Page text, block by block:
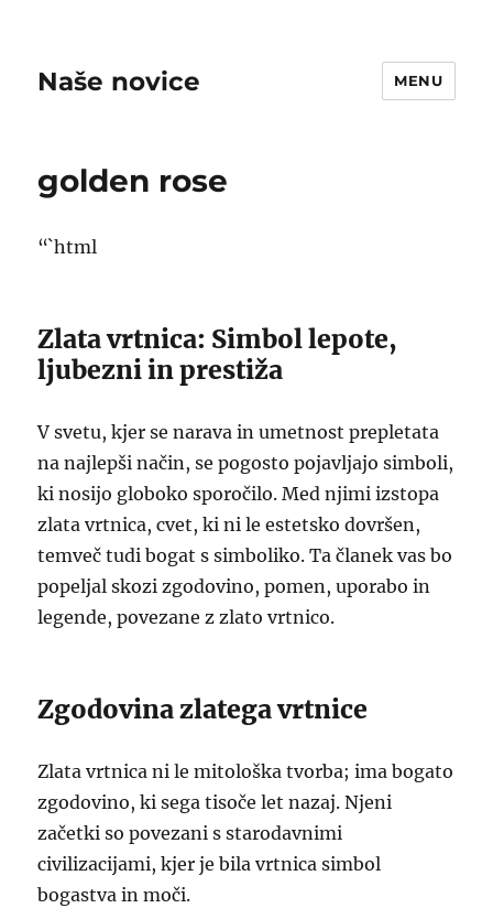
Naše novice MENU
golden rose
“`html
Zlata vrtnica: Simbol lepote,
ljubezni in prestiža
V svetu, kjer se narava in umetnost prepletata
na najlepši način, se pogosto pojavljajo simboli,
ki nosijo globoko sporočilo. Med njimi izstopa
zlata vrtnica, cvet, ki ni le estetsko dovršen,
temveč tudi bogat s simboliko. Ta članek vas bo
popeljal skozi zgodovino, pomen, uporabo in
legende, povezane z zlato vrtnico.
Zgodovina zlatega vrtnice
Zlata vrtnica ni le mitološka tvorba; ima bogato
zgodovino, ki sega tisoče let nazaj. Njeni
začetki so povezani s starodavnimi
civilizacijami, kjer je bila vrtnica simbol
bogastva in moči.